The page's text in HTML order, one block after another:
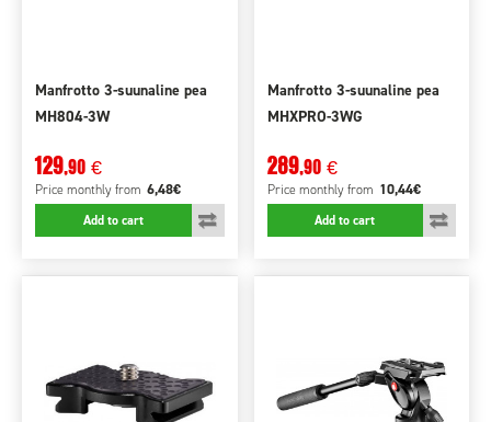
Manfrotto 3-suunaline pea
MH804-3W
129,90 €
Price monthlyfrom 6,48€
Add to cart
Manfrotto 3-suunaline pea
MHXPRO-3WG
289,90 €
Price monthly from 10,44€
Add to cart